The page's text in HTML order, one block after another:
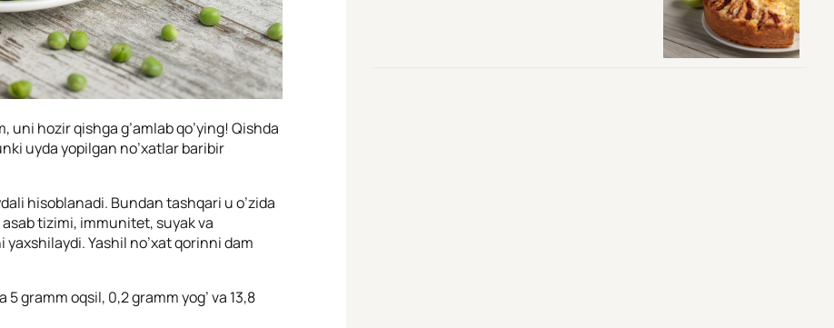
uni hozir qishga g’amlab qo’ying! Qishda
uyda yopilgan no’xatlar baribir
hisoblanadi. Bundan tashqari u o’zida
tizimi, immunitet, suyak va
Yashil no’xat qorinni dam
gramm oqsil, 0,2 gramm yog’ va 13,8